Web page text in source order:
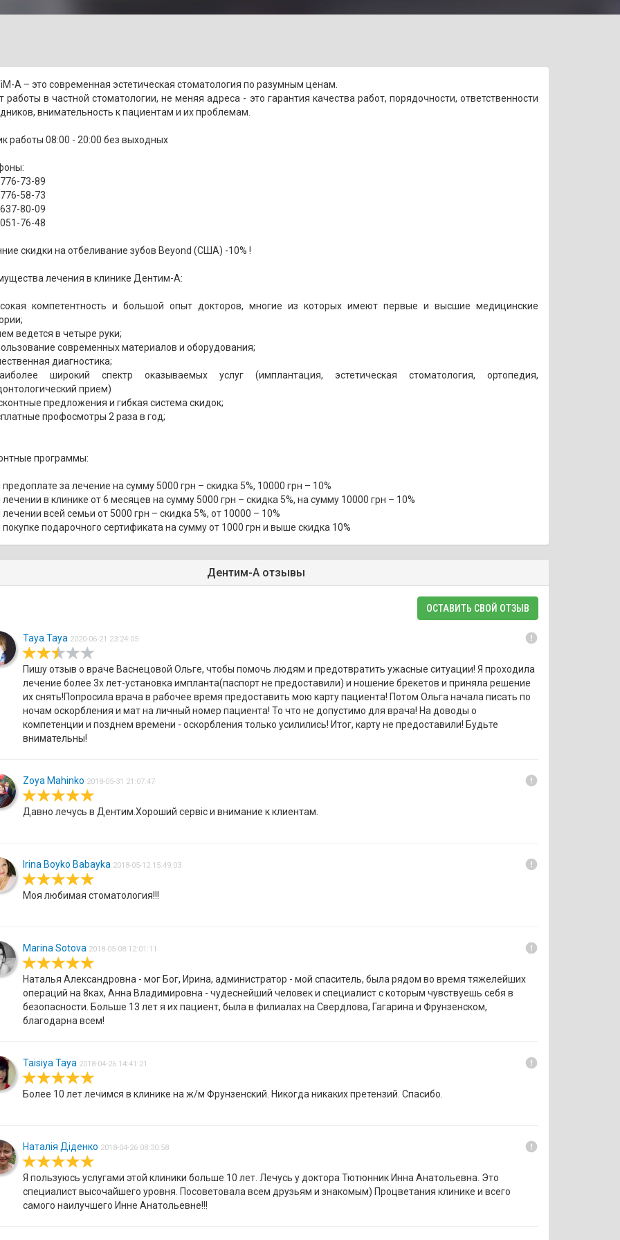
A – это современная эстетическая стоматология по разумным ценам.
работы в частной стоматологии, не меняя адреса - это гарантия качества работ, порядочности, ответственности
внимательность к пациентам и их проблемам.
работы 08:00 - 20:00 без выходных
73-89
58-73
80-09
76-48
скидки на отбеливание зубов Beyond (США) -10% !
лечения в клинике Дентим-А:
компетентность и большой опыт докторов, многие из которых имеют первые и высшие медицинские
ведется в четыре руки;
современных материалов и оборудования;
диагностика;
широкий спектр оказываемых услуг (имплантация, эстетическая стоматология, ортопедия,
прием)
предложения и гибкая система скидок;
профосмотры 2 раза в год;
программы:
за лечение на сумму 5000 грн – скидка 5%, 10000 грн – 10%
в клинике от 6 месяцев на сумму 5000 грн – скидка 5%, на сумму 10000 грн – 10%
всей семьи от 5000 грн – скидка 5%, от 10000 – 10%
подарочного сертификата на сумму от 1000 грн и выше скидка 10%
Дентим-А отзывы
ОСТАВИТЬ СВОЙ ОТЗЫВ
Taya Taya 2020-06-21 23:24:05 error
Пишу отзыв о враче Васнецовой Ольге, чтобы помочь людям и предотвратить ужасные ситуации! Я проходила
лечение более 3х лет-установка импланта(паспорт не предоставили) и ношение брекетов и приняла решение
их снять!Попросила врача в рабочее время предоставить мою карту пациента! Потом Ольга начала писать по
ночам оскорбления и мат на личный номер пациента! То что не допустимо для врача! На доводы о
компетенции и позднем времени - оскорбления только усилились! Итог, карту не предоставили! Будьте
внимательны!
Zoya Mahinko 2018-05-31 21:07:47 error
Давно лечусь в Дентим.Хороший сервіс и внимание к клиентам.
Irina Boyko Babayka 2018-05-12 15:49:03 error
Моя любимая стоматология!!!
Marina Sotova 2018-05-08 12:01:11 error
Наталья Александровна - мог Бог, Ирина, администратор - мой спаситель, была рядом во время тяжелейших
операций на 8ках, Анна Владимировна - чудеснейший человек и специалист с которым чувствуешь себя в
безопасности. Больше 13 лет я их пациент, была в филиалах на Свердлова, Гагарина и Фрунзенском,
благодарна всем!
Taisiya Taya 2018-04-26 14:41:21 error
Более 10 лет лечимся в клинике на ж/м Фрунзенский. Никогда никаких претензий. Спасибо.
Наталія Діденко 2018-04-26 08:30:58 error
Я пользуюсь услугами этой клиники больше 10 лет. Лечусь у доктора Тютюнник Инна Анатольевна. Это
специалист высочайшего уровня. Посоветовала всем друзьям и знакомым) Процветания клинике и всего
самого наилучшего Инне Анатольевне!!!